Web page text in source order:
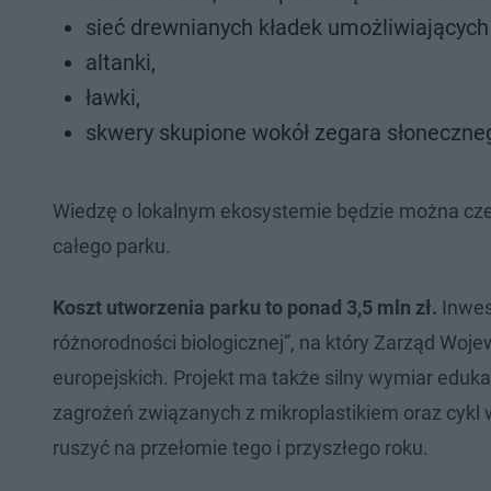
sieć drewnianych kładek
altanki,
ławki,
skwery skupione wokół zegara
Wiedzę o lokalnym ekosystemie będzie można
całego parku.
Koszt utworzenia parku to ponad 3,5 mln zł.
różnorodności biologicznej”, na który Zarząd
europejskich. Projekt ma także silny wymiar
zagrożeń związanych z mikroplastikiem oraz
ruszyć na przełomie tego i przyszłego roku.